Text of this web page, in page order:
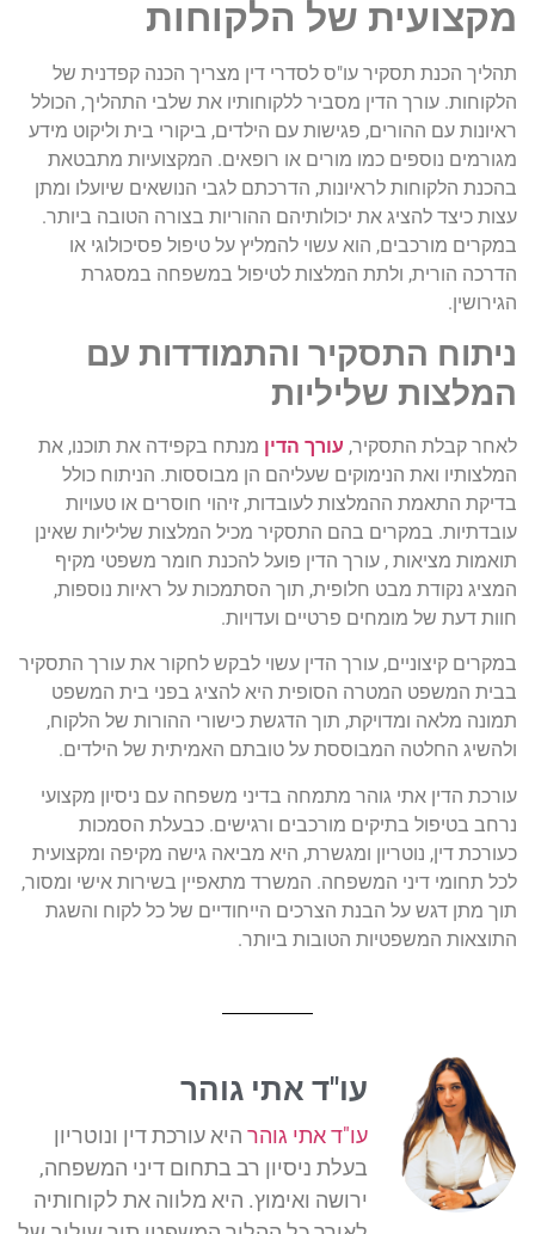
מקצועית של הלקוחות
תהליך הכנת תסקיר עו"ס לסדרי דין מצריך הכנה קפדנית של
הלקוחות. עורך הדין מסביר ללקוחותיו את שלבי התהליך, הכולל
ראיונות עם ההורים, פגישות עם הילדים, ביקורי בית וליקוט מידע
מגורמים נוספים כמו מורים או רופאים. המקצועיות מתבטאת
בהכנת הלקוחות לראיונות, הדרכתם לגבי הנושאים שיועלו ומתן
עצות כיצד להציג את יכולותיהם ההוריות בצורה הטובה ביותר.
במקרים מורכבים, הוא עשוי להמליץ על טיפול פסיכולוגי או
הדרכה הורית, ולתת המלצות לטיפול במשפחה במסגרת
הגירושין.
ניתוח התסקיר והתמודדות עם
המלצות שליליות
לאחר קבלת התסקיר, עורך הדין מנתח בקפידה את תוכנו, את
המלצותיו ואת הנימוקים שעליהם הן מבוססות. הניתוח כולל
בדיקת התאמת ההמלצות לעובדות, זיהוי חוסרים או טעויות
עובדתיות. במקרים בהם התסקיר מכיל המלצות שליליות שאינן
תואמות מציאות , עורך הדין פועל להכנת חומר משפטי מקיף
המציג נקודת מבט חלופית, תוך הסתמכות על ראיות נוספות,
חוות דעת של מומחים פרטיים ועדויות.
במקרים קיצוניים, עורך הדין עשוי לבקש לחקור את עורך התסקיר
בבית המשפט המטרה הסופית היא להציג בפני בית המשפט
תמונה מלאה ומדויקת, תוך הדגשת כישורי ההורות של הלקוח,
ולהשיג החלטה המבוססת על טובתם האמיתית של הילדים.
עורכת הדין אתי גוהר מתמחה בדיני משפחה עם ניסיון מקצועי
נרחב בטיפול בתיקים מורכבים ורגישים. כבעלת הסמכות
כעורכת דין, נוטריון ומגשרת, היא מביאה גישה מקיפה ומקצועית
לכל תחומי דיני המשפחה. המשרד מתאפיין בשירות אישי ומסור,
תוך מתן דגש על הבנת הצרכים הייחודיים של כל לקוח והשגת
התוצאות המשפטיות הטובות ביותר.
עו"ד אתי גוהר
עו"ד אתי גוהר היא עורכת דין ונוטריון
בעלת ניסיון רב בתחום דיני המשפחה,
ירושה ואימוץ. היא מלווה את לקוחותיה